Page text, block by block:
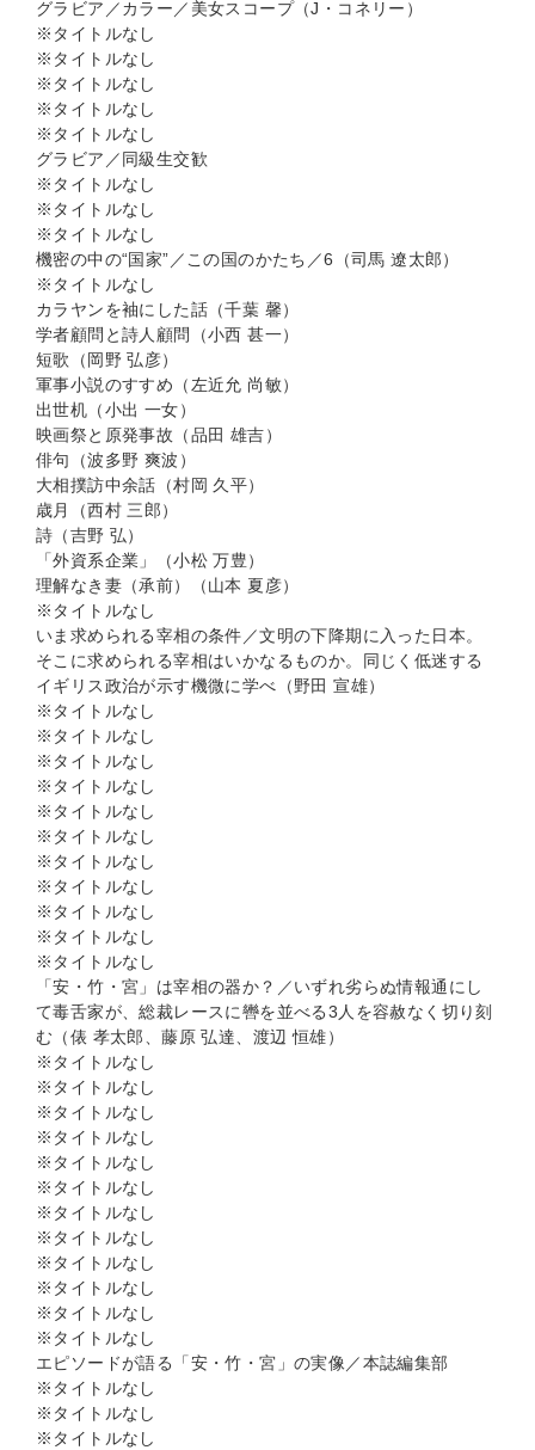
グラビア／カラー／美女スコープ（J・コネリー）
※タイトルなし
※タイトルなし
※タイトルなし
※タイトルなし
※タイトルなし
グラビア／同級生交歓
※タイトルなし
※タイトルなし
※タイトルなし
機密の中の“国家”／この国のかたち／6（司馬 遼太郎）
※タイトルなし
カラヤンを袖にした話（千葉 馨）
学者顧問と詩人顧問（小西 甚一）
短歌（岡野 弘彦）
軍事小説のすすめ（左近允 尚敏）
出世机（小出 一女）
映画祭と原発事故（品田 雄吉）
俳句（波多野 爽波）
大相撲訪中余話（村岡 久平）
歳月（西村 三郎）
詩（吉野 弘）
「外資系企業」（小松 万豊）
理解なき妻（承前）（山本 夏彦）
※タイトルなし
いま求められる宰相の条件／文明の下降期に入った日本。
そこに求められる宰相はいかなるものか。同じく低迷する
イギリス政治が示す機微に学べ（野田 宣雄）
※タイトルなし
※タイトルなし
※タイトルなし
※タイトルなし
※タイトルなし
※タイトルなし
※タイトルなし
※タイトルなし
※タイトルなし
※タイトルなし
※タイトルなし
「安・竹・宮」は宰相の器か？／いずれ劣らぬ情報通にし
て毒舌家が、総裁レースに轡を並べる3人を容赦なく切り刻
む（俵 孝太郎、藤原 弘達、渡辺 恒雄）
※タイトルなし
※タイトルなし
※タイトルなし
※タイトルなし
※タイトルなし
※タイトルなし
※タイトルなし
※タイトルなし
※タイトルなし
※タイトルなし
※タイトルなし
※タイトルなし
エピソードが語る「安・竹・宮」の実像／本誌編集部
※タイトルなし
※タイトルなし
※タイトルなし